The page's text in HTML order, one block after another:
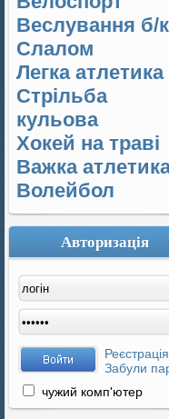
Веслування б/к
Cлалом
Легка атлетика
Стрільба
кульова
Хокей на траві
Важка
Волейбол
Авторизація
Реєстрація
Забули
чужий комп'ютер